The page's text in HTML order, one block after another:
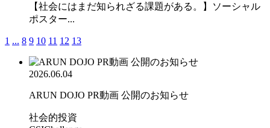
【社会にはまだ知られざる課題がある。】ソーシャル
ポスター...
1 ... 8 9 10 11 12 13
2026.06.04
ARUN DOJO PR動画 公開のお知らせ
社会的投資